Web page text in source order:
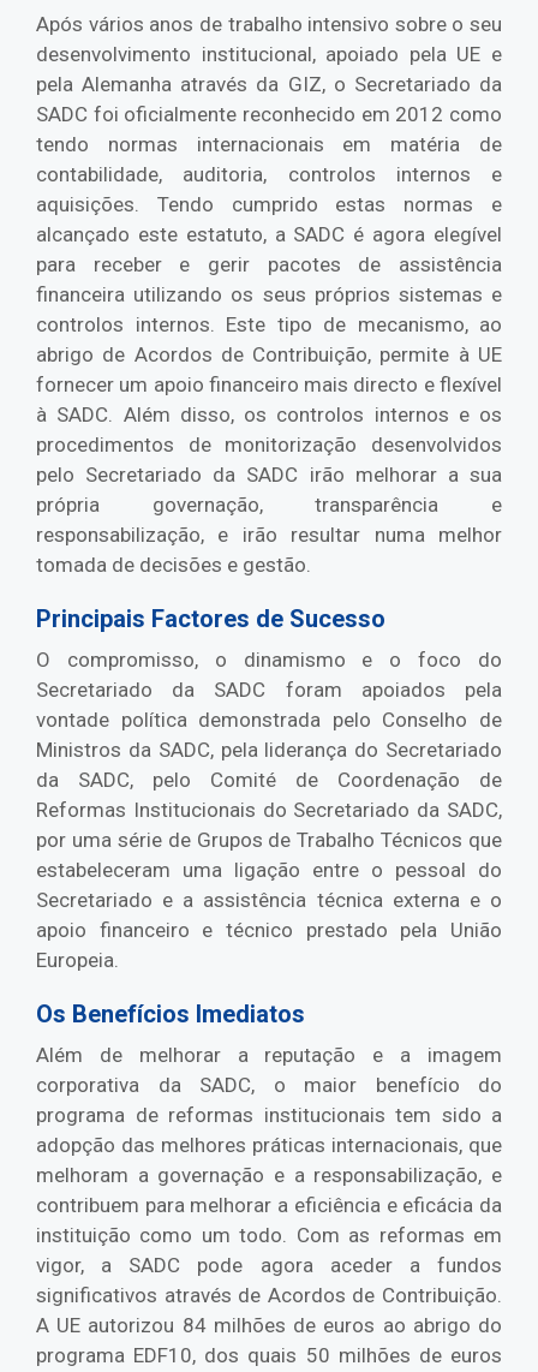
Após vários anos de trabalho intensivo sobre o seu
desenvolvimento institucional, apoiado pela UE e
pela Alemanha através da GIZ, o Secretariado da
SADC foi oficialmente reconhecido em 2012 como
tendo normas internacionais em matéria de
contabilidade, auditoria, controlos internos e
aquisições. Tendo cumprido estas normas e
alcançado este estatuto, a SADC é agora elegível
para receber e gerir pacotes de assistência
financeira utilizando os seus próprios sistemas e
controlos internos. Este tipo de mecanismo, ao
abrigo de Acordos de Contribuição, permite à UE
fornecer um apoio financeiro mais directo e flexível
à SADC. Além disso, os controlos internos e os
procedimentos de monitorização desenvolvidos
pelo Secretariado da SADC irão melhorar a sua
própria governação, transparência e
responsabilização, e irão resultar numa melhor
tomada de decisões e gestão.
Principais Factores de Sucesso
O compromisso, o dinamismo e o foco do
Secretariado da SADC foram apoiados pela
vontade política demonstrada pelo Conselho de
Ministros da SADC, pela liderança do Secretariado
da SADC, pelo Comité de Coordenação de
Reformas Institucionais do Secretariado da SADC,
por uma série de Grupos de Trabalho Técnicos que
estabeleceram uma ligação entre o pessoal do
Secretariado e a assistência técnica externa e o
apoio financeiro e técnico prestado pela União
Europeia.
Os Benefícios Imediatos
Além de melhorar a reputação e a imagem
corporativa da SADC, o maior benefício do
programa de reformas institucionais tem sido a
adopção das melhores práticas internacionais, que
melhoram a governação e a responsabilização, e
contribuem para melhorar a eficiência e eficácia da
instituição como um todo. Com as reformas em
vigor, a SADC pode agora aceder a fundos
significativos através de Acordos de Contribuição.
A UE autorizou 84 milhões de euros ao abrigo do
programa EDF10, dos quais 50 milhões de euros